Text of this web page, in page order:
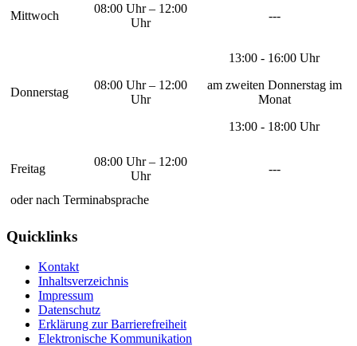
Mittwoch
08:00 Uhr – 12:00
Uhr
---
Donnerstag
08:00 Uhr – 12:00
Uhr
13:00 - 16:00 Uhr
am zweiten Donnerstag im
Monat
13:00 - 18:00 Uhr
Freitag
08:00 Uhr – 12:00
Uhr
---
oder nach Terminabsprache
Quicklinks
Kontakt
Inhaltsverzeichnis
Impressum
Datenschutz
Erklärung zur Barrierefreiheit
Elektronische Kommunikation